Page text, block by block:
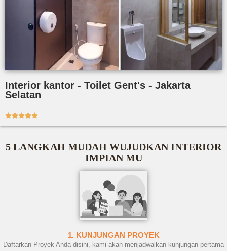
Interior kantor - Toilet Gent's - Jakarta
Selatan

5 LANGKAH MUDAH WUJUDKAN INTERIOR
IMPIAN MU
1. KUNJUNGAN PROYEK
Daftarkan Proyek Anda disini, kami akan menjadwalkan kunjungan pertama